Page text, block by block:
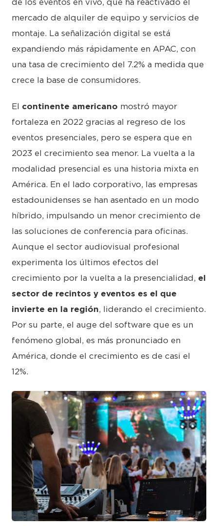
de los eventos en vivo, que ha reactivado el
mercado de alquiler de equipo y servicios de
montaje. La señalización digital se está
expandiendo más rápidamente en APAC, con
una tasa de crecimiento del 7.2% a medida que
crece la base de consumidores.
El continente americano mostró mayor
fortaleza en 2022 gracias al regreso de los
eventos presenciales, pero se espera que en
2023 el crecimiento sea menor. La vuelta a la
modalidad presencial es una historia mixta en
América. En el lado corporativo, las empresas
estadounidenses se han asentado en un modo
híbrido, impulsando un menor crecimiento de
las soluciones de conferencia para oficinas.
Aunque el sector audiovisual profesional
experimenta los últimos efectos del
crecimiento por la vuelta a la presencialidad, el
sector de recintos y eventos es el que
invierte en la región, liderando el crecimiento.
Por su parte, el auge del software que es un
fenómeno global, es más pronunciado en
América, donde el crecimiento es de casi el
12%.
JPG